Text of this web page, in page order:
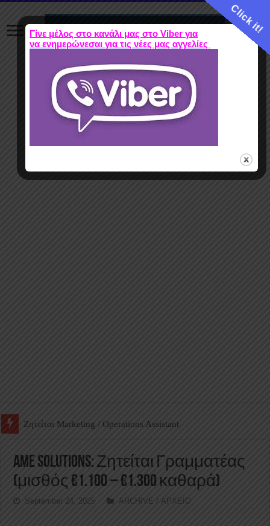
Ζητείται Βοηθός Αποθήκης σε Φαρμακείο
AME Solutions: Ζητείται Γραμματέας
(μισθός €1.100 – €1.300 καθαρά)
September 24, 2025 ARCHIVE / ΑΡΧΕΙΟ
Click it!
Γίνε μέλος στο κανάλι μας στο Viber για
να ενημερώνεσαι για τις νέες μας αγγελίες